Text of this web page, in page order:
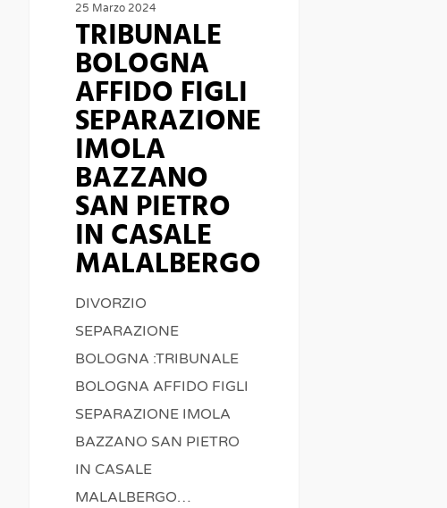
BAZZANO
PIETRO
CASALE
MALALBERGO
25 Marzo 2024
TRIBUNALE
BOLOGNA
AFFIDO FIGLI
SEPARAZIONE
IMOLA
BAZZANO
SAN PIETRO
IN CASALE
MALALBERGO
DIVORZIO
SEPARAZIONE
BOLOGNA :TRIBUNALE
BOLOGNA AFFIDO FIGLI
SEPARAZIONE IMOLA
BAZZANO SAN PIETRO
IN CASALE
MALALBERGO…